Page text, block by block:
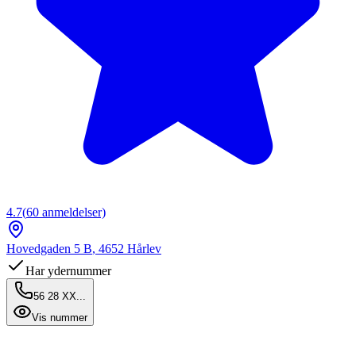
4.7(60 anmeldelser)
Hovedgaden 5 B, 4652 Hårlev
Har ydernummer
56 28 XX...
Vis nummer